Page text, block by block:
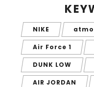
NIKE
Air Force 1
DUNK LOW
AIR JORDAN